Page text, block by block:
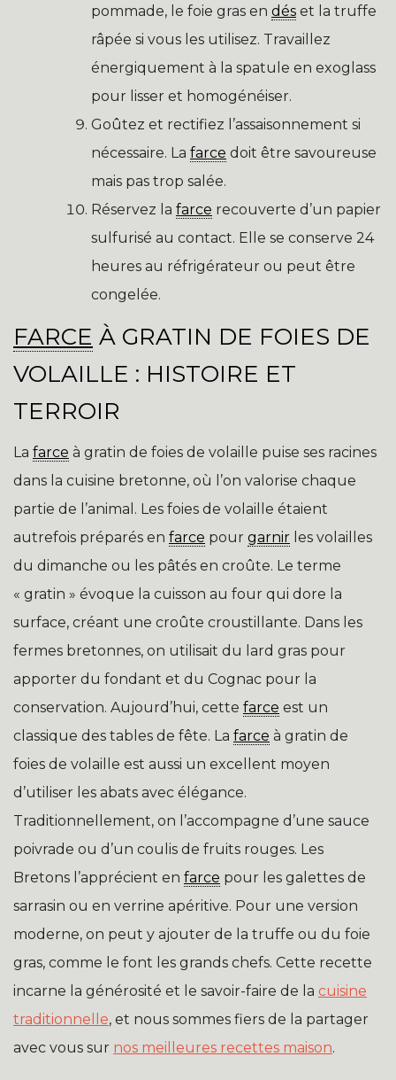
pommade, le foie gras en dés et la truffe
râpée si vous les utilisez. Travaillez
énergiquement à la spatule en exoglass
pour lisser et homogénéiser.
Goûtez et rectifiez l’assaisonnement si
nécessaire. La farce doit être savoureuse
mais pas trop salée.
Réservez la farce recouverte d’un papier
sulfurisé au contact. Elle se conserve 24
heures au réfrigérateur ou peut être
congelée.
FARCE À GRATIN DE FOIES DE
VOLAILLE : HISTOIRE ET
TERROIR
La farce à gratin de foies de volaille puise ses racines
dans la cuisine bretonne, où l’on valorise chaque
partie de l’animal. Les foies de volaille étaient
autrefois préparés en farce pour garnir les volailles
du dimanche ou les pâtés en croûte. Le terme
« gratin » évoque la cuisson au four qui dore la
surface, créant une croûte croustillante. Dans les
fermes bretonnes, on utilisait du lard gras pour
apporter du fondant et du Cognac pour la
conservation. Aujourd’hui, cette farce est un
classique des tables de fête. La farce à gratin de
foies de volaille est aussi un excellent moyen
d’utiliser les abats avec élégance.
Traditionnellement, on l’accompagne d’une sauce
poivrade ou d’un coulis de fruits rouges. Les
Bretons l’apprécient en farce pour les galettes de
sarrasin ou en verrine apéritive. Pour une version
moderne, on peut y ajouter de la truffe ou du foie
gras, comme le font les grands chefs. Cette recette
incarne la générosité et le savoir-faire de la cuisine
traditionnelle, et nous sommes fiers de la partager
avec vous sur nos meilleures recettes maison.